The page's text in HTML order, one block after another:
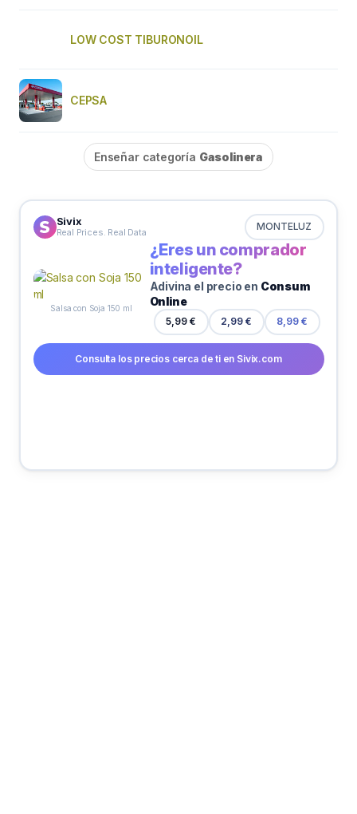
LOW COST TIBURONOIL
CEPSA
Enseñar categoría Gasolinera
Sivix
Real Prices. Real Data MONTELUZ
Salsa con Soja 150 ml
¿Eres un comprador
inteligente?
Adivina el precio en Consum
Online
5,99 € 2,99 € 8,99 €
Consulta los precios cerca de ti en Sivix.com